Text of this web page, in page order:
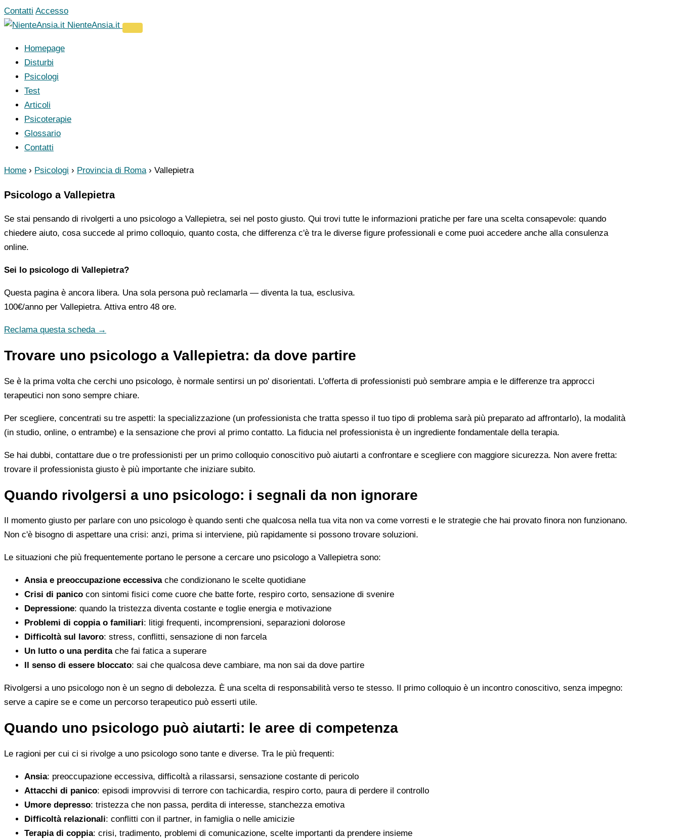
Vai
al
Contatti Accesso
NienteAnsia.it
Homepage
Disturbi
Psicologi
Test
Articoli
Psicoterapie
Glossario
Contatti
Home › Psicologi › Provincia di Roma › Vallepietra
Psicologo a Vallepietra
Se stai pensando di rivolgerti a uno psicologo a Vallepietra, sei nel posto giusto. Qui trovi tutte le informazioni pratiche per fare una scelta consapevole: quando
chiedere aiuto, cosa succede al primo colloquio, quanto costa, che differenza c'è tra le diverse figure professionali e come puoi accedere anche alla consulenza
online.
Sei lo psicologo di Vallepietra?
Questa pagina è ancora libera. Una sola persona può reclamarla — diventa la tua, esclusiva.
100€/anno per Vallepietra. Attiva entro 48 ore.
Reclama questa scheda →
Trovare uno psicologo a Vallepietra: da dove partire
Se è la prima volta che cerchi uno psicologo, è normale sentirsi un po' disorientati. L'offerta di professionisti può sembrare ampia e le differenze tra approcci
terapeutici non sono sempre chiare.
Per scegliere, concentrati su tre aspetti: la specializzazione (un professionista che tratta spesso il tuo tipo di problema sarà più preparato ad affrontarlo), la modalità
(in studio, online, o entrambe) e la sensazione che provi al primo contatto. La fiducia nel professionista è un ingrediente fondamentale della terapia.
Se hai dubbi, contattare due o tre professionisti per un primo colloquio conoscitivo può aiutarti a confrontare e scegliere con maggiore sicurezza. Non avere fretta:
trovare il professionista giusto è più importante che iniziare subito.
Quando rivolgersi a uno psicologo: i segnali da non ignorare
Il momento giusto per parlare con uno psicologo è quando senti che qualcosa nella tua vita non va come vorresti e le strategie che hai provato finora non funzionano.
Non c'è bisogno di aspettare una crisi: anzi, prima si interviene, più rapidamente si possono trovare soluzioni.
Le situazioni che più frequentemente portano le persone a cercare uno psicologo a Vallepietra sono:
Ansia e preoccupazione eccessivache condizionano le scelte quotidiane
Crisi di panico con sintomi fisici come cuore che batte forte, respiro corto, sensazione di svenire
Depressione: quando la tristezza diventa costante e toglie energia e motivazione
Problemi di coppia o familiari: litigi frequenti, incomprensioni, separazioni dolorose
Difficoltà sul lavoro: stress, conflitti, sensazione di non farcela
Un lutto o una perditache fai fatica a superare
Il senso di essere bloccato: sai che qualcosa deve cambiare, ma non sai da dove partire
Rivolgersi a uno psicologo non è un segno di debolezza. È una scelta di responsabilità verso te stesso. Il primo colloquio è un incontro conoscitivo, senza impegno:
serve a capire se e come un percorso terapeutico può esserti utile.
Quando uno psicologo può aiutarti: le aree di competenza
Le ragioni per cui ci si rivolge a uno psicologo sono tante e diverse. Tra le più frequenti:
Ansia: preoccupazione eccessiva, difficoltà a rilassarsi, sensazione costante di pericolo
Attacchi di panico: episodi improvvisi di terrore con tachicardia, respiro corto, paura di perdere il controllo
Umore depresso: tristezza che non passa, perdita di interesse, stanchezza emotiva
Difficoltà relazionali: conflitti con il partner, in famiglia o nelle amicizie
Terapia di coppia: crisi, tradimento, problemi di comunicazione, scelte importanti da prendere insieme